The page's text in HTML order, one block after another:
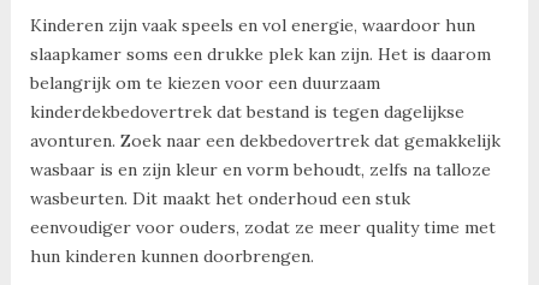
Kinderen zijn vaak speels en vol energie, waardoor hun
slaapkamer soms een drukke plek kan zijn. Het is daarom
belangrijk om te kiezen voor een duurzaam
kinderdekbedovertrek dat bestand is tegen dagelijkse
avonturen. Zoek naar een dekbedovertrek dat gemakkelijk
wasbaar is en zijn kleur en vorm behoudt, zelfs na talloze
wasbeurten. Dit maakt het onderhoud een stuk
eenvoudiger voor ouders, zodat ze meer quality time met
hun kinderen kunnen doorbrengen.